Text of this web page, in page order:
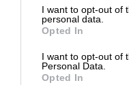
not limited to your visit
grant or deny consent
use your data for below
consent section.
I want to opt-out of
personal data.
Opted In
I want to opt-out of
Personal Data.
Opted In